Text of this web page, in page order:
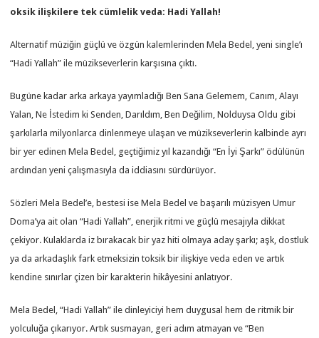
oksik ilişkilere tek cümlelik veda: Hadi Yallah!
Alternatif müziğin güçlü ve özgün kalemlerinden Mela Bedel, yeni single’ı
“Hadi Yallah” ile müzikseverlerin karşısına çıktı.
Bugüne kadar arka arkaya yayımladığı Ben Sana Gelemem, Canım, Alayı
Yalan, Ne İstedim ki Senden, Darıldım, Ben Değilim, Nolduysa Oldu gibi
şarkılarla milyonlarca dinlenmeye ulaşan ve müzikseverlerin kalbinde ayrı
bir yer edinen Mela Bedel, geçtiğimiz yıl kazandığı “En İyi Şarkı” ödülünün
ardından yeni çalışmasıyla da iddiasını sürdürüyor.
Sözleri Mela Bedel’e, bestesi ise Mela Bedel ve başarılı müzisyen Umur
Doma’ya ait olan “Hadi Yallah”, enerjik ritmi ve güçlü mesajıyla dikkat
çekiyor. Kulaklarda iz bırakacak bir yaz hiti olmaya aday şarkı; aşk, dostluk
ya da arkadaşlık fark etmeksizin toksik bir ilişkiye veda eden ve artık
kendine sınırlar çizen bir karakterin hikâyesini anlatıyor.
Mela Bedel, “Hadi Yallah” ile dinleyiciyi hem duygusal hem de ritmik bir
yolculuğa çıkarıyor. Artık susmayan, geri adım atmayan ve “Ben